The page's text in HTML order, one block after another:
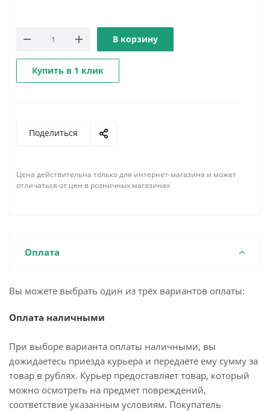
В корзину
Купить в 1 клик
Поделиться
Цена действительна только для интернет-магазина и может
отличаться от цен в розничных магазинах
Оплата
Вы можете выбрать один из трёх вариантов оплаты:
Оплата наличными
При выборе варианта оплаты наличными, вы
дожидаетесь приезда курьера и передаёте ему сумму за
товар в рублях. Курьер предоставляет товар, который
можно осмотреть на предмет повреждений,
соответствие указанным условиям. Покупатель